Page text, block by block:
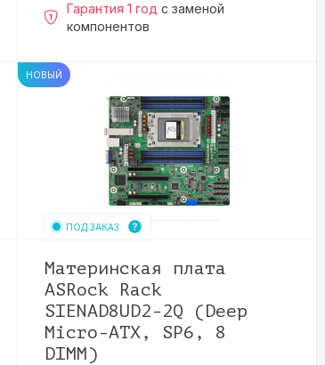
Гарантия 1 год с заменой
компонентов
НОВЫЙ
ПОД ЗАКАЗ
Материнская плата
ASRock Rack
SIENAD8UD2-2Q (Deep
Micro-ATX, SP6, 8
DIMM)